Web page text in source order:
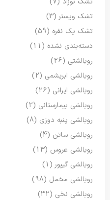
تشک ویستر (3)
تشک یک نفره (59)
دسته‌بندی نشده (11)
روبالشتی (26)
روبالشی ابریشمی (2)
روبالشی ایرانی (26)
روبالشی بیمارستانی (2)
روبالشی پنبه دوزی (8)
روبالشی ساتن (4)
روبالشی عروس (13)
روبالشی گیپور (1)
روبالشی مخمل (98)
روبالشی نخی (32)